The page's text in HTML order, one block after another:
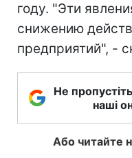
году. "Эти
снижению
предприятий", -
Не
наші
Або читайте